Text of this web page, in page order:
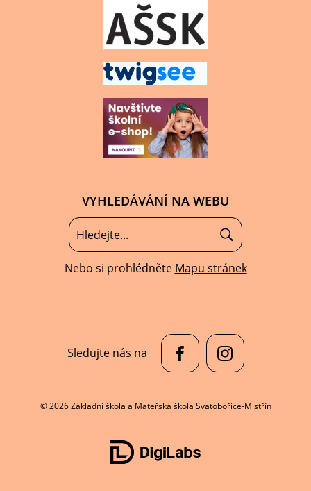
VYHLEDÁVÁNÍ NA WEBU
Nebo si prohlédněte Mapu stránek
© 2026 Základní škola a Mateřská škola Svatobořice-Mistřín
Sledujte nás na